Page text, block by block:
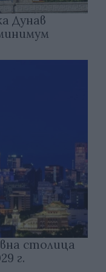
Дунав
столица
г.